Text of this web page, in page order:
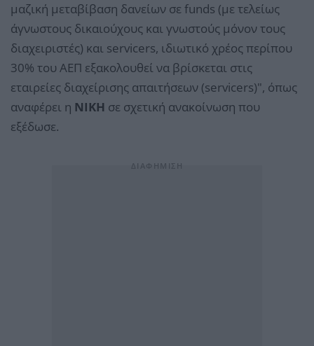
μαζική μεταβίβαση δανείων σε funds (με τελείως
άγνωστους δικαιούχους και γνωστούς μόνον τους
διαχειριστές) και servicers, ιδιωτικό χρέος περίπου
30% του ΑΕΠ εξακολουθεί να βρίσκεται στις
εταιρείες διαχείρισης απαιτήσεων (servicers)", όπως
αναφέρει η ΝΙΚΗ σε σχετική ανακοίνωση που
εξέδωσε.